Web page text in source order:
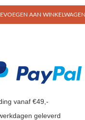
AAN WINKELWAGEN
vanaf €49,-
geleverd